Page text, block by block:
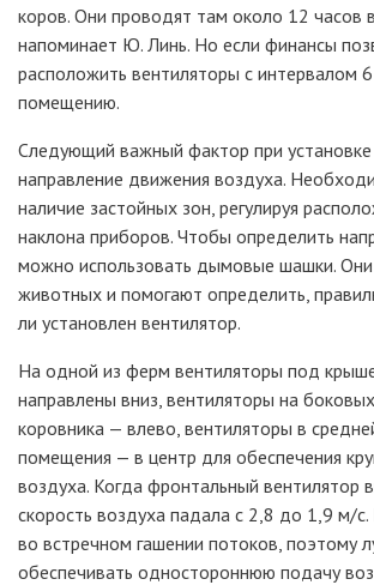
коров. Они проводят там около 12 часов в
напоминает Ю. Линь. Но если финансы
расположить вентиляторы с интервалом 6
помещению.
Следующий важный фактор при установке
направление движения воздуха.
наличие застойных зон, регулируя
наклона приборов. Чтобы определить
можно использовать дымовые шашки.
животных и помогают определить,
ли установлен вентилятор.
На одной из ферм вентиляторы под
направлены вниз, вентиляторы на
коровника — влево, вентиляторы в
помещения — в центр для обеспечения
воздуха. Когда фронтальный вентилятор
скорость воздуха падала с 2,8 до 1,9 м/с.
во встречном гашении потоков, поэтому
обеспечивать одностороннюю подачу